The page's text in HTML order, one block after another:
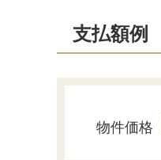
支払額例
物件価格